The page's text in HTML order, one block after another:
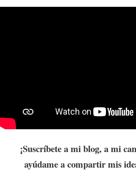
¡Suscríbete a mi blog, a mi
ayúdame a compartir mis